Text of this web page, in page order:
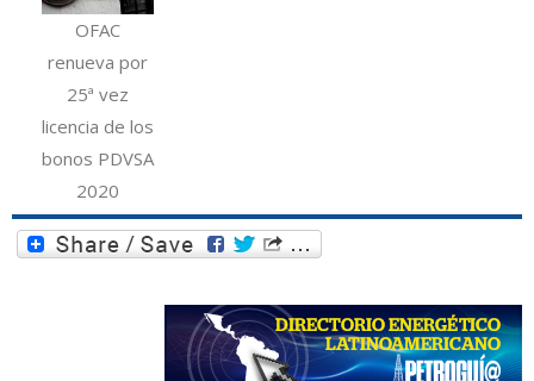
OFAC
renueva por
25ª vez
licencia de los
bonos PDVSA
2020